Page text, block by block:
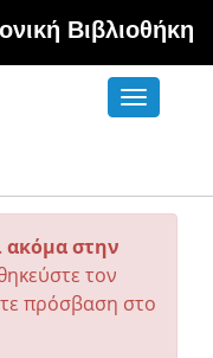
Βιβλιοθήκη
Toggle
ακόμα στην
τον
πρόσβαση στο